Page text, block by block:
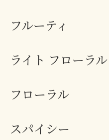
フルーティ
ライト フローラル
フローラル
スパイシー